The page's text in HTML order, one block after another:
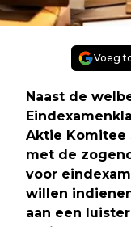
Voeg
Naast de
Aktie Komitee
met de
voor
willen
aan een